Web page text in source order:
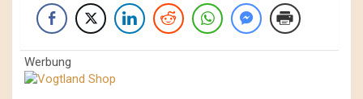
Werbung